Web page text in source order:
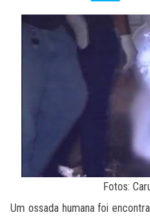
Fotos:
Um ossada humana foi